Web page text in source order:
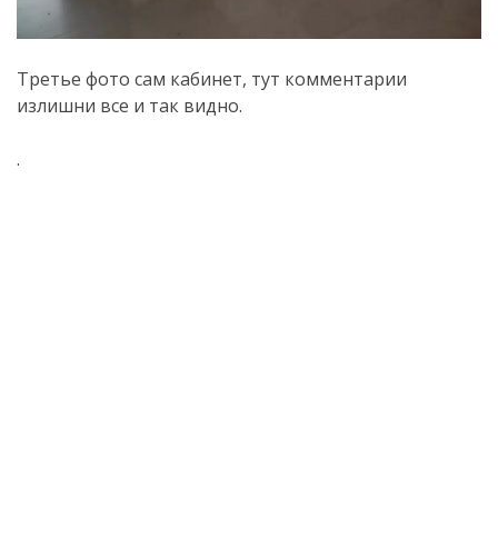
Третье фото сам кабинет, тут комментарии
излишни все и так видно.
.